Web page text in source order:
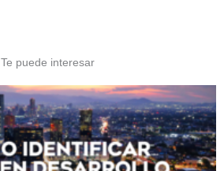
Te puede interesar